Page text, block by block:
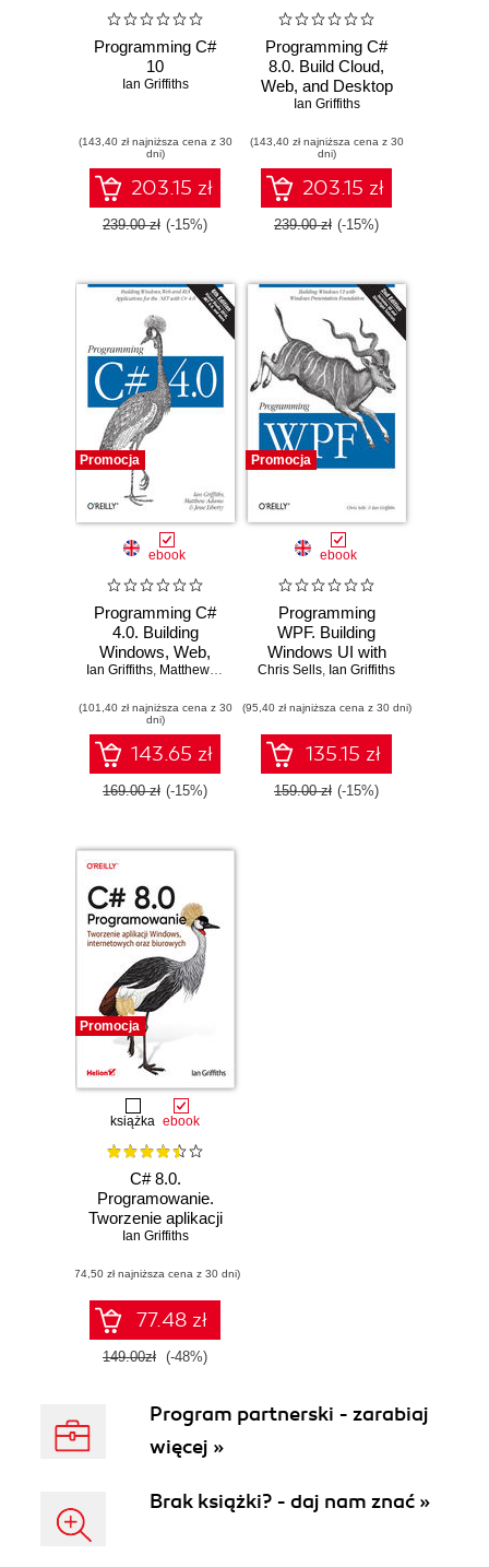
Programming C#
10
Ian Griffiths
(143,40 zł najniższa cena z 30
dni)
203.15 zł
239.00 zł (-15%)
Programming C#
8.0. Build Cloud,
Web, and Desktop
Applications
Ian Griffiths
(143,40 zł najniższa cena z 30
dni)
203.15 zł
239.00 zł (-15%)
Promocja
ebook
Programming C#
4.0. Building
Windows, Web,
and RIA
.NET 4.0
Framework
Ian Griffiths, Matthew Adams ,Jesse Liberty
(101,40 zł najniższa cena z 30
dni)
143.65 zł
169.00 zł (-15%)
Promocja
ebook
Programming
WPF. Building
Windows UI with
Windows
Foundation. 2nd
Edition
Chris Sells, Ian Griffiths
(95,40 zł najniższa cena z 30 dni)
135.15 zł
159.00 zł (-15%)
Promocja
książka ebook
C# 8.0.
Programowanie.
Tworzenie aplikacji
Windows,
biurowych
Ian Griffiths
(74,50 zł najniższa cena z 30 dni)
77.48 zł
149.00zł (-48%)
Program partnerski - zarabiaj
więcej »
Brak książki? - daj nam znać »